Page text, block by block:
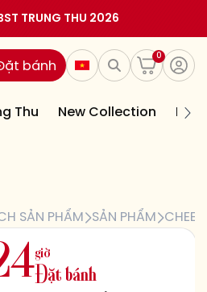
TRUNG THU 2026
0
bánh
Thu New Collection
SẢN PHẨM SẢN PHẨM
giờ
Đặt bánh